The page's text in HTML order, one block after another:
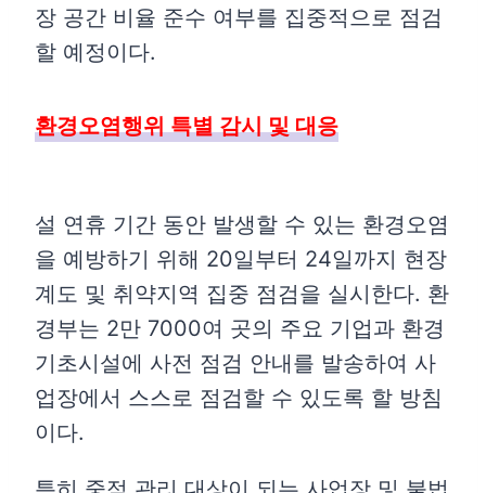
장 공간 비율 준수 여부를 집중적으로 점검
할 예정이다.
환경오염행위 특별 감시 및 대응
설 연휴 기간 동안 발생할 수 있는 환경오염
을 예방하기 위해 20일부터 24일까지 현장
계도 및 취약지역 집중 점검을 실시한다. 환
경부는 2만 7000여 곳의 주요 기업과 환경
기초시설에 사전 점검 안내를 발송하여 사
업장에서 스스로 점검할 수 있도록 할 방침
이다.